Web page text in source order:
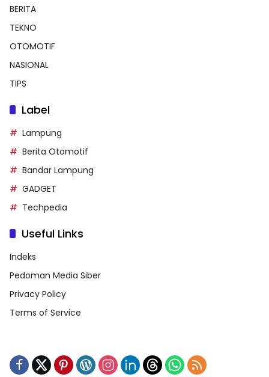
BERITA
TEKNO
OTOMOTIF
NASIONAL
TIPS
Label
Lampung
Berita Otomotif
Bandar Lampung
GADGET
Techpedia
Useful Links
Indeks
Pedoman Media Siber
Privacy Policy
Terms of Service